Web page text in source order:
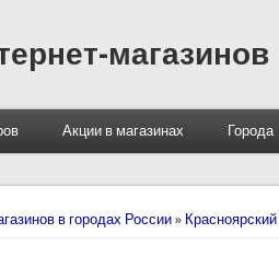
магазинов
Акции в магазинах Города
в городах России »